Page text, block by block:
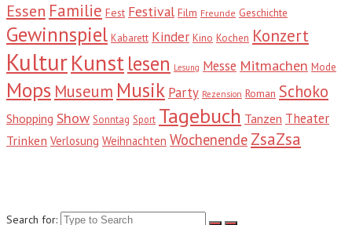
Essen Familie Fest Festival Film Freunde Geschichte
Gewinnspiel Kabarett Kinder Kino Kochen Konzert
KulturKunstlesen Lesung Messe Mitmachen Mode
Mops Museum Musik Party Rezension Roman Schoko
Shopping Show Sonntag Sport Tagebuch Tanzen Theater
Trinken Verlosung Weihnachten Wochenende ZsaZsa
Search for: